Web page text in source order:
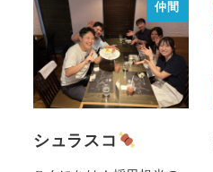
仲間
シュラスコ